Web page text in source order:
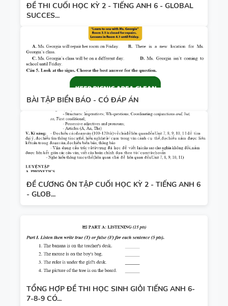
ĐỀ THI CUỐI HỌC KỲ 2 - TIẾNG ANH 6 - GLOBAL
SUCCES...
BÀI TẬP BIỂN BÁO - CÓ ĐÁP ÁN
ĐỀ CƯƠNG ÔN TẬP CUỐI HỌC KỲ 2 - TIẾNG ANH 6
- GLOB...
TỔNG HỢP ĐỀ THI HỌC SINH GIỎI TIẾNG ANH 6-
7-8-9 CÓ...